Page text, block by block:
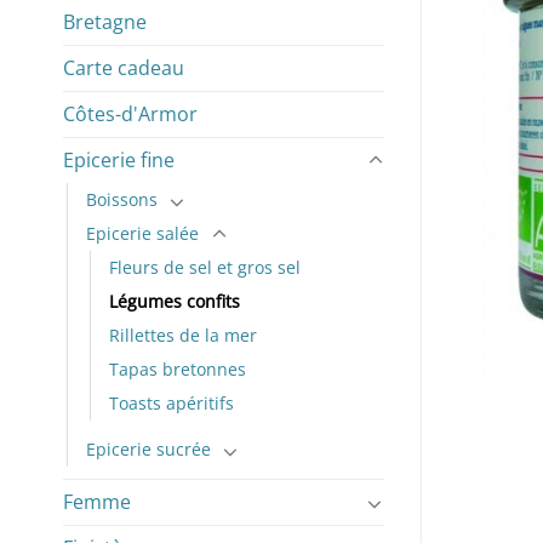
Bretagne
Carte cadeau
Côtes-d'Armor
Epicerie fine
Boissons
Epicerie salée
Fleurs de sel et gros sel
Légumes confits
Rillettes de la mer
Tapas bretonnes
Toasts apéritifs
Epicerie sucrée
Femme